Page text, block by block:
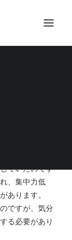
ていたのです
、集中力低
あります。
ですが、気分
る必要があり